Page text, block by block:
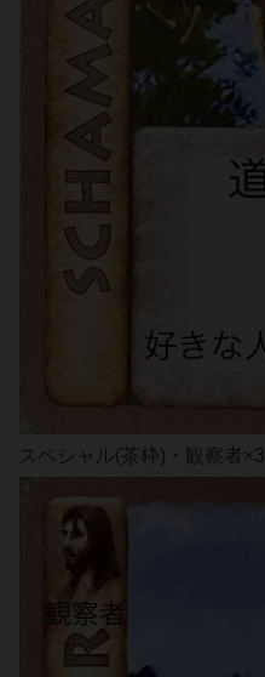
スペシャル(茶枠)・観察者×3